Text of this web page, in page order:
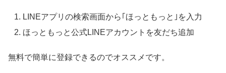
LINEアプリの検索画面から｢ほっともっと｣を入力
ほっともっと公式LINEアカウントを友だち追加
無料で簡単に登録できるのでオススメです。